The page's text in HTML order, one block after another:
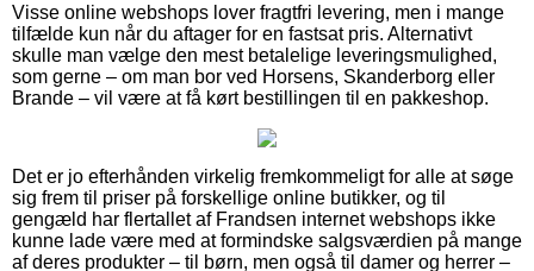
Visse online webshops lover fragtfri levering, men i mange
tilfælde kun når du aftager for en fastsat pris. Alternativt
skulle man vælge den mest betalelige leveringsmulighed,
som gerne – om man bor ved Horsens, Skanderborg eller
Brande – vil være at få kørt bestillingen til en pakkeshop.
Det er jo efterhånden virkelig fremkommeligt for alle at søge
sig frem til priser på forskellige online butikker, og til
gengæld har flertallet af Frandsen internet webshops ikke
kunne lade være med at formindske salgsværdien på mange
af deres produkter – til børn, men også til damer og herrer –